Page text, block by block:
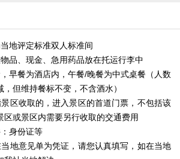
地评定标准双人标准间
品、现金、急用药品放在托运行李中
早餐为酒店内，午餐/晚餐为中式桌餐（人数
但维持餐标不变，不含酒水）
区收取的，进入景区的首道门票，不包括该
区或景区内需要另行收取的交通费用
身份证等
地意见单为凭证，请您认真填写，如在当地